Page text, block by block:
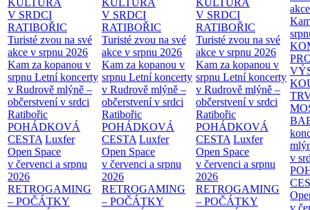
V SRDCI
RATIBOŘIC
Turisté zvou na své
akce v srpnu 2026
Kam za kopanou v
srpnu Letní koncerty
v Rudrově mlýně –
občerstvení v srdci
Ratibořic
POHÁDKOVÁ
CESTA Luxfer
Open Space
v červenci a srpnu
2026
RETROGAMING
– POČÁTKY
V SRDCI
RATIBOŘIC
Turisté zvou na své
akce v srpnu 2026
Kam za kopanou v
srpnu Letní koncerty
v Rudrově mlýně –
občerstvení v srdci
Ratibořic
POHÁDKOVÁ
CESTA Luxfer
Open Space
v červenci a srpnu
2026
RETROGAMING
– POČÁTKY
V SRDCI
RATIBOŘIC
Turisté zvou na své
akce v srpnu 2026
Kam za kopanou v
srpnu Letní koncerty
v Rudrově mlýně –
občerstvení v srdci
Ratibořic
POHÁDKOVÁ
CESTA Luxfer
Open Space
v červenci a srpnu
2026
RETROGAMING
– POČÁTKY
v
v